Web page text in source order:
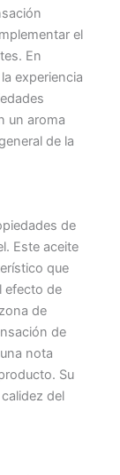
el
En
experiencia
un aroma
de la
de
Este aceite
que
efecto de
de
de
nota
Su
del